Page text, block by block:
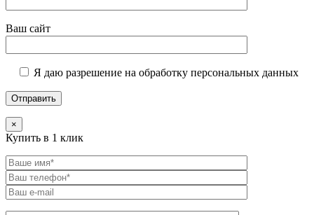
Ваш сайт
Я даю разрешение на обработку персональных данных
×
Купить в 1 клик